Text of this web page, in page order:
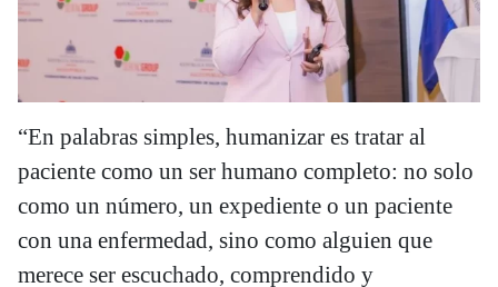
“En palabras simples, humanizar es tratar al
paciente como un ser humano completo: no solo
como un número, un expediente o un paciente
con una enfermedad, sino como alguien que
merece ser escuchado, comprendido y